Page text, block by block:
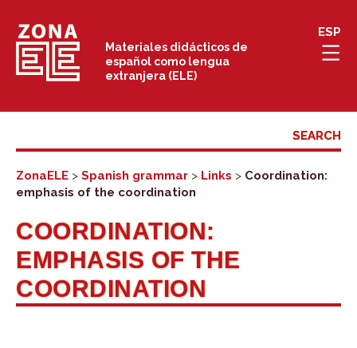
content
Materiales didácticos de
español como lengua
extranjera (ELE)
ESP
ZonaELE > Spanish grammar > Links > Coordination:
emphasis of the coordination
COORDINATION:
EMPHASIS OF THE
COORDINATION